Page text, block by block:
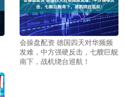
会操盘配资 德国四天对华频频
发难，中方强硬反击，七艘巨舰
南下，战机绕台巡航！